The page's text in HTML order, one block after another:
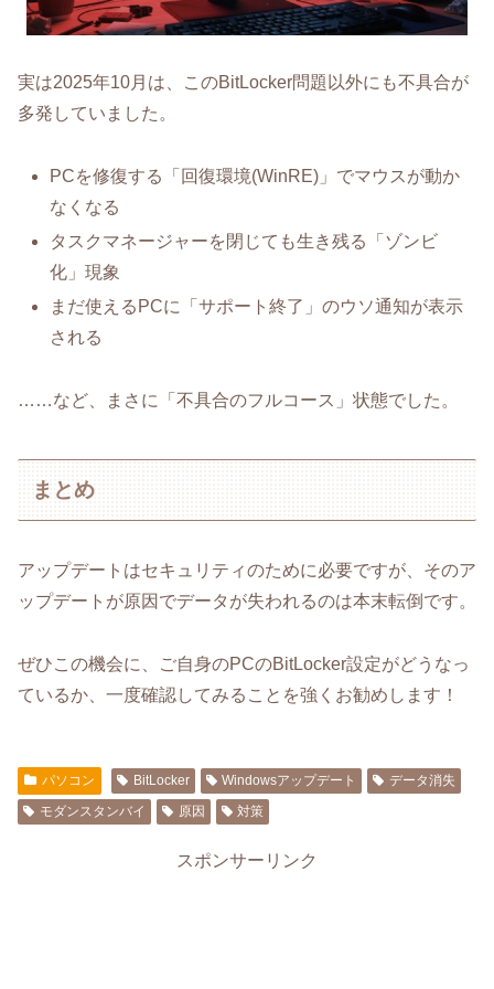
実は2025年10月は、このBitLocker問題以外にも不具合が
多発していました。
PCを修復する「回復環境(WinRE)」でマウスが動か
なくなる
タスクマネージャーを閉じても生き残る「ゾンビ
化」現象
まだ使えるPCに「サポート終了」のウソ通知が表示
される
……など、まさに「不具合のフルコース」状態でした。
まとめ
アップデートはセキュリティのために必要ですが、そのア
ップデートが原因でデータが失われるのは本末転倒です。
ぜひこの機会に、ご自身のPCのBitLocker設定がどうなっ
ているか、一度確認してみることを強くお勧めします！
パソコン BitLocker Windowsアップデート
データ消失
モダンスタンバイ
原因 対策
スポンサーリンク